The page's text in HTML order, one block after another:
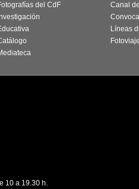
del CdF
Canal
Líneas
10 a 19.30 h.